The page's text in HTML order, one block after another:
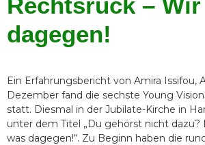
dagegen!
Ein Erfahrungsbericht von Amira Issifou,
Dezember fand die sechste Young
statt. Diesmal in der Jubilate-Kirche in
unter dem Titel „Du gehörst nicht dazu?
was dagegen!“. Zu Beginn haben die